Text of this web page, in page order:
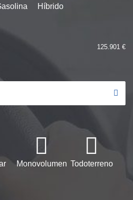
Híbrido
125.901 €
Monovolumen Todoterreno